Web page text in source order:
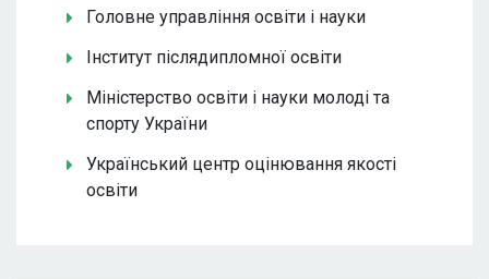
Головне управління освіти і науки
Інститут післядипломної освіти
Міністерство освіти і науки молоді та
спорту України
Український центр оцінювання якості
освіти